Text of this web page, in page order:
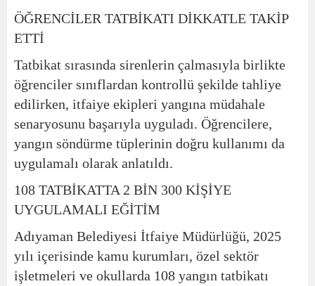
ÖĞRENCİLER TATBİKATI DİKKATLE TAKİP
ETTİ
Tatbikat sırasında sirenlerin çalmasıyla birlikte
öğrenciler sınıflardan kontrollü şekilde tahliye
edilirken, itfaiye ekipleri yangına müdahale
senaryosunu başarıyla uyguladı. Öğrencilere,
yangın söndürme tüplerinin doğru kullanımı da
uygulamalı olarak anlatıldı.
108 TATBİKATTA 2 BİN 300 KİŞİYE
UYGULAMALI EĞİTİM
Adıyaman Belediyesi İtfaiye Müdürlüğü, 2025
yılı içerisinde kamu kurumları, özel sektör
işletmeleri ve okullarda 108 yangın tatbikatı